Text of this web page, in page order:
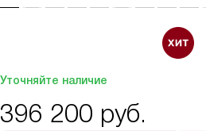
Уточняйте наличие
396 200 руб.